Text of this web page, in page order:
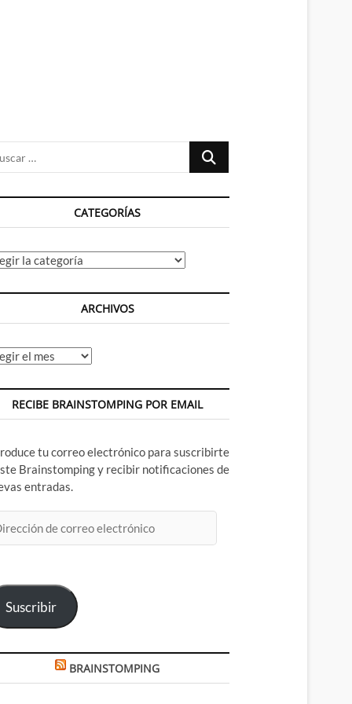
Buscar
CATEGORÍAS
ARCHIVOS
RECIBE BRAINSTOMPING POR EMAIL
tu correo electrónico para suscribirte
Brainstomping y recibir notificaciones de
entradas.
Suscribir
BRAINSTOMPING